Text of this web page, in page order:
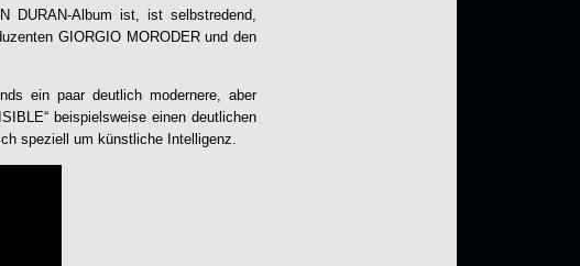
DURAN-Album ist, ist selbstredend,
GIORGIO MORODER und den
ein paar deutlich modernere, aber
beispielsweise einen deutlichen
speziell um künstliche Intelligenz.